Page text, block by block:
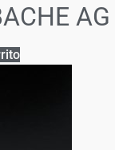
AG